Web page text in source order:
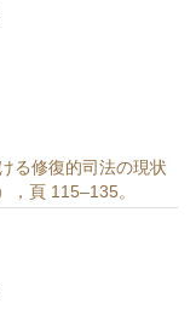
る修復的司法の現状
，頁 115–135。